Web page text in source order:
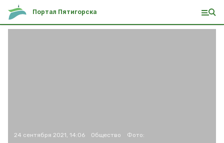
Портал Пятигорска
24 сентября 2021, 14:06 Общество Фото: